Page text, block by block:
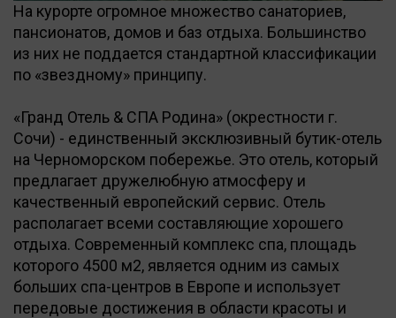
На курорте огромное множество санаториев,
пансионатов, домов и баз отдыха. Большинство
из них не поддается стандартной классификации
по «звездному» принципу.
«Гранд Отель & СПА Родина» (окрестности г.
Сочи) - единственный эксклюзивный бутик-отель
на Черноморском побережье. Это отель, который
предлагает дружелюбную атмосферу и
качественный европейский сервис. Отель
располагает всеми составляющие хорошего
отдыха. Современный комплекс спа, площадь
которого 4500 м2, является одним из самых
больших спа-центров в Европе и использует
передовые достижения в области красоты и